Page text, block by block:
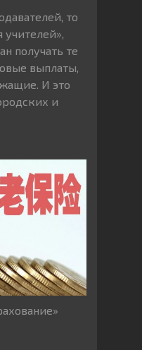
то
учителей»,
получать те
выплаты,
И это
и